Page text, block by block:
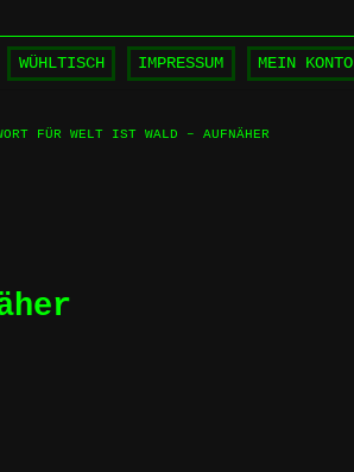
WÜHLTISCH IMPRESSUM MEIN KONTO
FÜR WELT IST WALD – AUFNÄHER